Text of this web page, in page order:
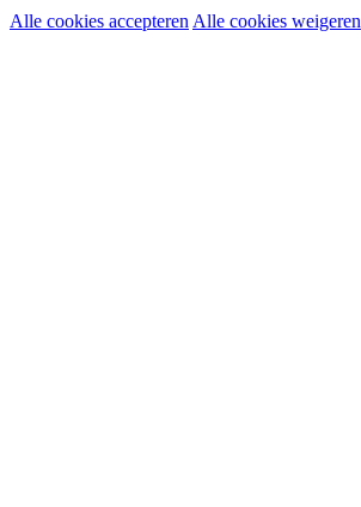
Noodzakelijke cookies:
Alle cookies accepteren Alle cookies weigeren